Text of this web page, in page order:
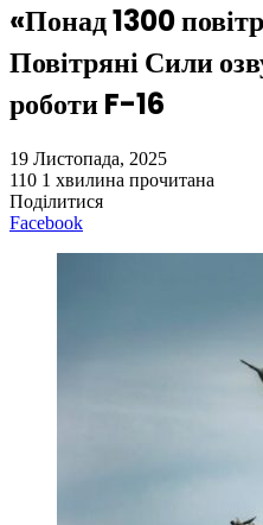
«Понад 1300
Повітряні Сили
роботи F-16
19 Листопада, 2025
110 1 хвилина прочитана
Поділитися
Facebook